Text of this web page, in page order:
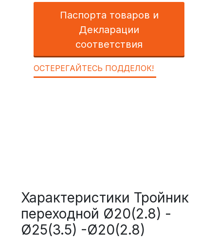
Паспорта товаров и
Декларации
соответствия
ОСТЕРЕГАЙТЕСЬ ПОДДЕЛОК!
Характеристики Тройник
переходной Ø20(2.8) -
Ø25(3.5) -Ø20(2.8)